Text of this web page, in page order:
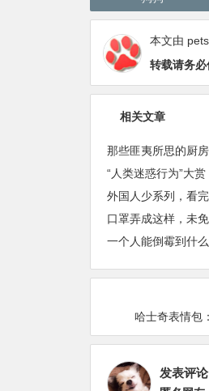
本文由
转载请务必
相关文章
那些匪夷所思的厨
“人类迷惑行为”大
外国人少系列，看
口罩弄成这样，未
一个人能倒霉到什
哈士奇表情包
发表评论